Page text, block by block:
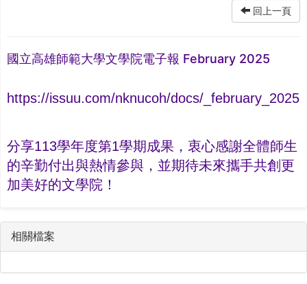
回上一頁
國立高雄師範大學文學院電子報 February 2025
https://issuu.com/nknucoh/docs/_february_2025
分享113學年度第1學期成果，衷心感謝全體師生
的辛勤付出與熱情參與，並期待未來攜手共創更
加美好的文學院！
相關檔案